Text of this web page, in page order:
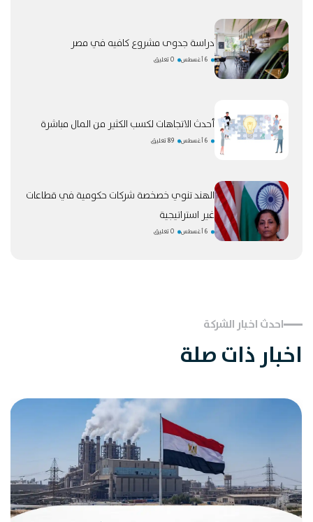
دراسة جدوى مشروع كافيه في مصر
6 أغسطس 0 تعليق
أحدث الاتجاهات لكسب الكثير من المال مباشرة
6 أغسطس 89 تعليق
الهند تنوي خصخصة شركات حكومية في قطاعات
غير استراتيجية
6 أغسطس 0 تعليق
احدث اخبار الشركة
اخبار ذات صلة